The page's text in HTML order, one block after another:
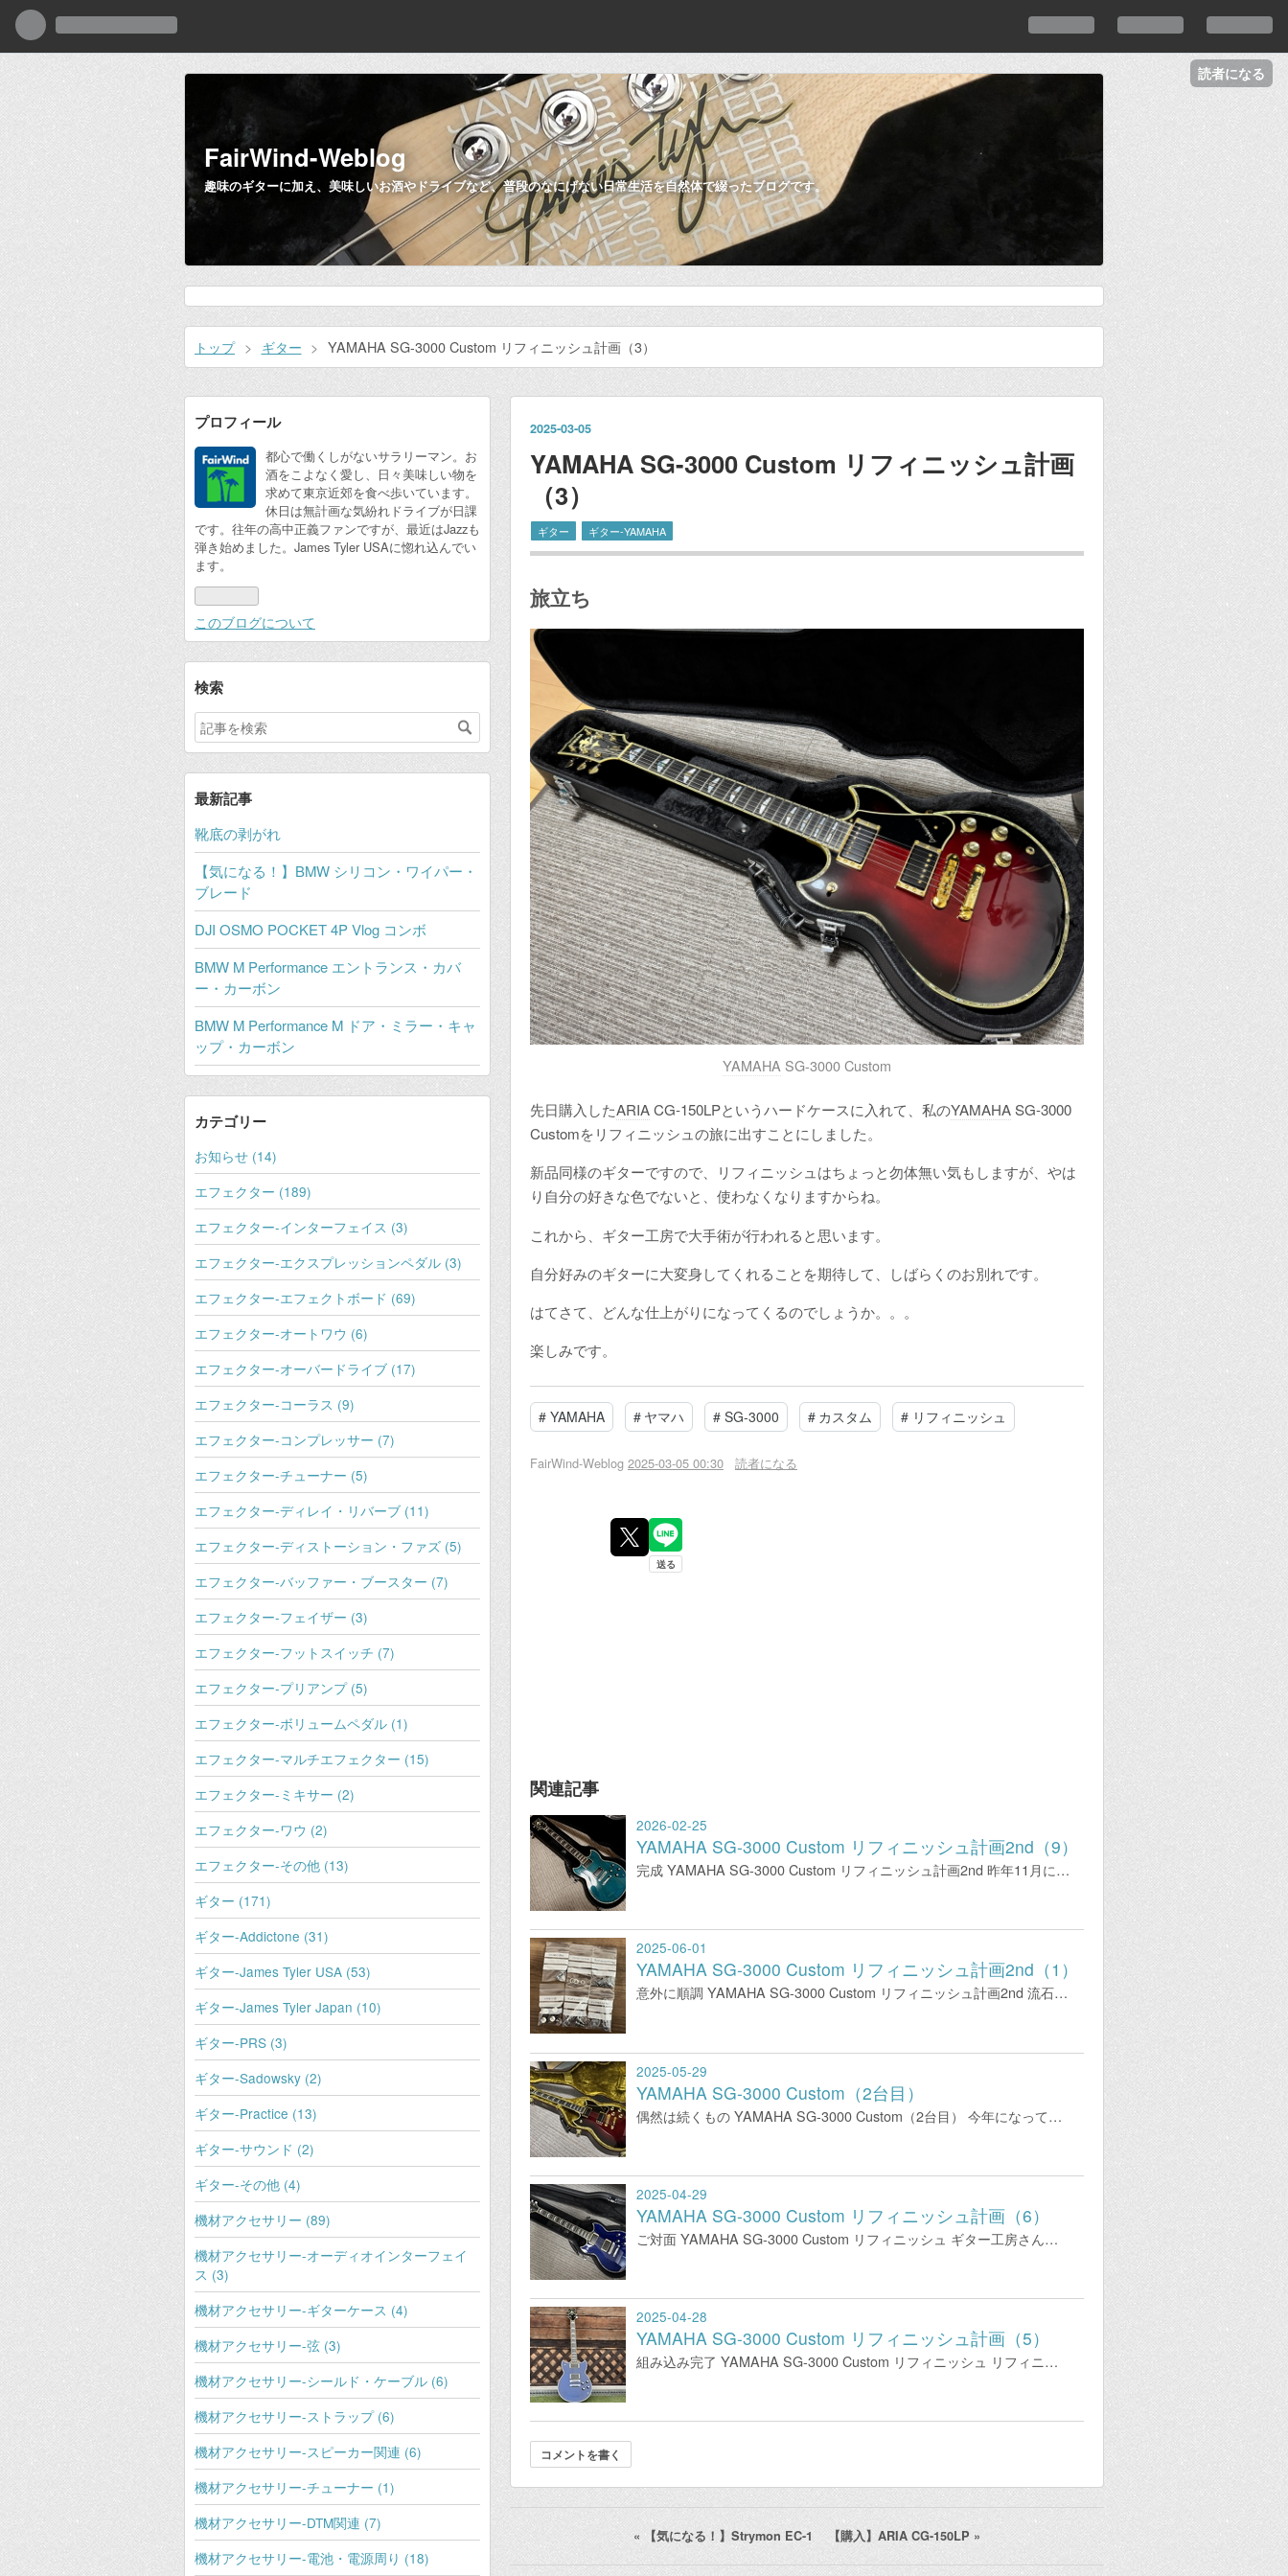
読者になる
FairWind-Weblog
趣味のギターに加え、美味しいお酒やドライブなど、普段のなにげない日常生活を自然体で綴ったブログです。
トップ > ギター > YAMAHA SG-3000 Custom リフィニッシュ計画（3）
2025-03-05
YAMAHA SG-3000 Custom リフィニッシュ計画
（3）
ギター ギター-YAMAHA
旅立ち
YAMAHA SG-3000 Custom
先日購入したARIACG-150LPというハードケースに入れて、私のYAMAHASG-3000
Customをリフィニッシュの旅に出すことにしました。
新品同様のギターですので、リフィニッシュはちょっと勿体無い気もしますが、やは
り自分の好きな色でないと、使わなくなりますからね。
これから、ギター工房で大手術が行われると思います。
自分好みのギターに大変身してくれることを期待して、しばらくのお別れです。
はてさて、どんな仕上がりになってくるのでしょうか。。。
楽しみです。
# YAMAHA # ヤマハ # SG-3000 # カスタム # リフィニッシュ
FairWind-Weblog 2025-03-05 00:30 読者になる
関連記事
2026-02-25
YAMAHA SG-3000 Custom リフィニッシュ計画2nd（9）
完成 YAMAHA SG-3000 Custom リフィニッシュ計画2nd 昨年11月に…
2025-06-01
YAMAHA SG-3000 Custom リフィニッシュ計画2nd（1）
意外に順調 YAMAHA SG-3000 Custom リフィニッシュ計画2nd 流石…
2025-05-29
YAMAHA SG-3000 Custom（2台目）
偶然は続くもの YAMAHA SG-3000 Custom（2台目） 今年になって…
2025-04-29
YAMAHA SG-3000 Custom リフィニッシュ計画（6）
ご対面 YAMAHA SG-3000 Custom リフィニッシュ ギター工房さん…
2025-04-28
YAMAHA SG-3000 Custom リフィニッシュ計画（5）
組み込み完了 YAMAHA SG-3000 Custom リフィニッシュ リフィニ…
コメントを書く
« 【気になる！】Strymon EC-1 【購入】ARIA CG-150LP »
プロフィール
都心で働くしがないサラリーマン。お
酒をこよなく愛し、日々美味しい物を
求めて東京近郊を食べ歩いています。
休日は無計画な気紛れドライブが日課
です。往年の高中正義ファンですが、最近はJazzも
弾き始めました。James Tyler USAに惚れ込んでい
ます。
このブログについて
検索
最新記事
靴底の剥がれ
【気になる！】BMW シリコン・ワイパー・
ブレード
DJI OSMO POCKET 4P Vlog コンボ
BMW M Performance エントランス・カバ
ー・カーボン
BMW M Performance M ドア・ミラー・キャ
ップ・カーボン
カテゴリー
お知らせ (14)
エフェクター (189)
エフェクター-インターフェイス (3)
エフェクター-エクスプレッションペダル (3)
エフェクター-エフェクトボード (69)
エフェクター-オートワウ (6)
エフェクター-オーバードライブ (17)
エフェクター-コーラス (9)
エフェクター-コンプレッサー (7)
エフェクター-チューナー (5)
エフェクター-ディレイ・リバーブ (11)
エフェクター-ディストーション・ファズ (5)
エフェクター-バッファー・ブースター (7)
エフェクター-フェイザー (3)
エフェクター-フットスイッチ (7)
エフェクター-プリアンプ (5)
エフェクター-ボリュームペダル (1)
エフェクター-マルチエフェクター (15)
エフェクター-ミキサー (2)
エフェクター-ワウ (2)
エフェクター-その他 (13)
ギター (171)
ギター-Addictone (31)
ギター-James Tyler USA (53)
ギター-James Tyler Japan (10)
ギター-PRS (3)
ギター-Sadowsky (2)
ギター-Practice (13)
ギター-サウンド (2)
ギター-その他 (4)
機材アクセサリー (89)
機材アクセサリー-オーディオインターフェイ
ス (3)
機材アクセサリー-ギターケース (4)
機材アクセサリー-弦 (3)
機材アクセサリー-シールド・ケーブル (6)
機材アクセサリー-ストラップ (6)
機材アクセサリー-スピーカー関連 (6)
機材アクセサリー-チューナー (1)
機材アクセサリー-DTM関連 (7)
機材アクセサリー-電池・電源周り (18)